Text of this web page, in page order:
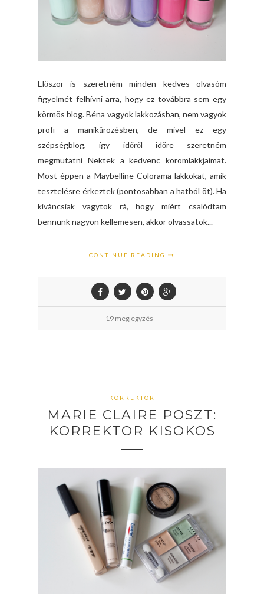
Először is szeretném minden kedves olvasóm
figyelmét felhívni arra, hogy ez továbbra sem egy
körmös blog. Béna vagyok lakkozásban, nem vagyok
profi a manikűrözésben, de mivel ez egy
szépségblog, így időről időre szeretném
megmutatni Nektek a kedvenc körömlakkjaimat.
Most éppen a Maybelline Colorama lakkokat, amik
tesztelésre érkeztek (pontosabban a hatból öt). Ha
kíváncsiak vagytok rá, hogy miért csalódtam
bennünk nagyon kellemesen, akkor olvassatok...
CONTINUE READING
19 megjegyzés
KORREKTOR
MARIE CLAIRE POSZT:
KORREKTOR KISOKOS